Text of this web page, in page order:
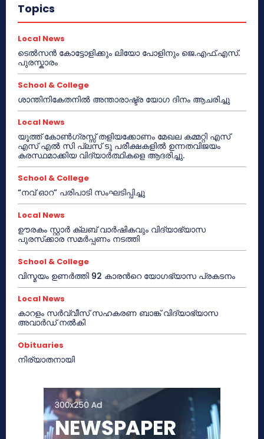
Topics
Local News
ടെൽസൻ കോട്ടോളിക്കും ലിയോ പോളിനും ജെ.എഫ്.എസ്.
പുരസ്കാരം
School & College
ശാന്തിനികേതനിൽ അന്താരാഷ്ട്ര യോഗ ദിനം ആചരിച്ചു
Local News
യൂത്ത് കോൺഗ്രസ്സ് തളിയക്കോണം മേഖല കമ്മറ്റി എസ്
എസ് എൽ സി പ്ലസ് ടു പരീക്ഷകളിൽ ഉന്നതവിജയം
കരസ്ഥമാക്കിയ വിദ്യാർത്ഥികളെ ആദരിച്ചു.
School & College
“നവ് ഓറ” പരിപാടി സംഘടിപ്പിച്ചു
Local News
ഊരകം സ്റ്റാർ ക്ലബ് വാർഷികവും വിദ്യാഭ്യാസ
പുരസ്‌ക്കാര സമർപ്പണം നടത്തി
School & College
വിസ്മയം ഉണർത്തി 92 കാരൻറെ യോഗഭ്യാസ പ്രകടനം
Local News
കാറളം സർവ്വീസ് സഹകരണ ബാങ്ക് വിദ്യാഭ്യാസ
അവാർഡ് നൽകി
Obituaries
നിര്യാതനായി